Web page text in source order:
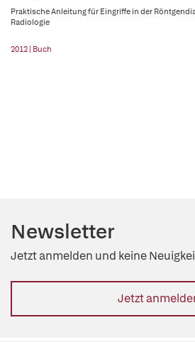
Praktische Anleitung für Eingriffe in der
Radiologie
2012 | Buch
Newsletter
Jetzt anmelden und keine
Jetzt